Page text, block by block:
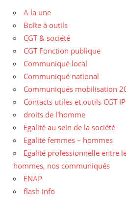
A la une
Boîte à outils
CGT & société
CGT Fonction publique
Communiqué local
Communiqué national
Communiqués mobilisation
Contacts utiles et outils CGT IP
droits de l'homme
Egalité au sein de la société
Egalité femmes – hommes
Egalité professionnelle entre
hommes, nos communiqués
ENAP
flash info